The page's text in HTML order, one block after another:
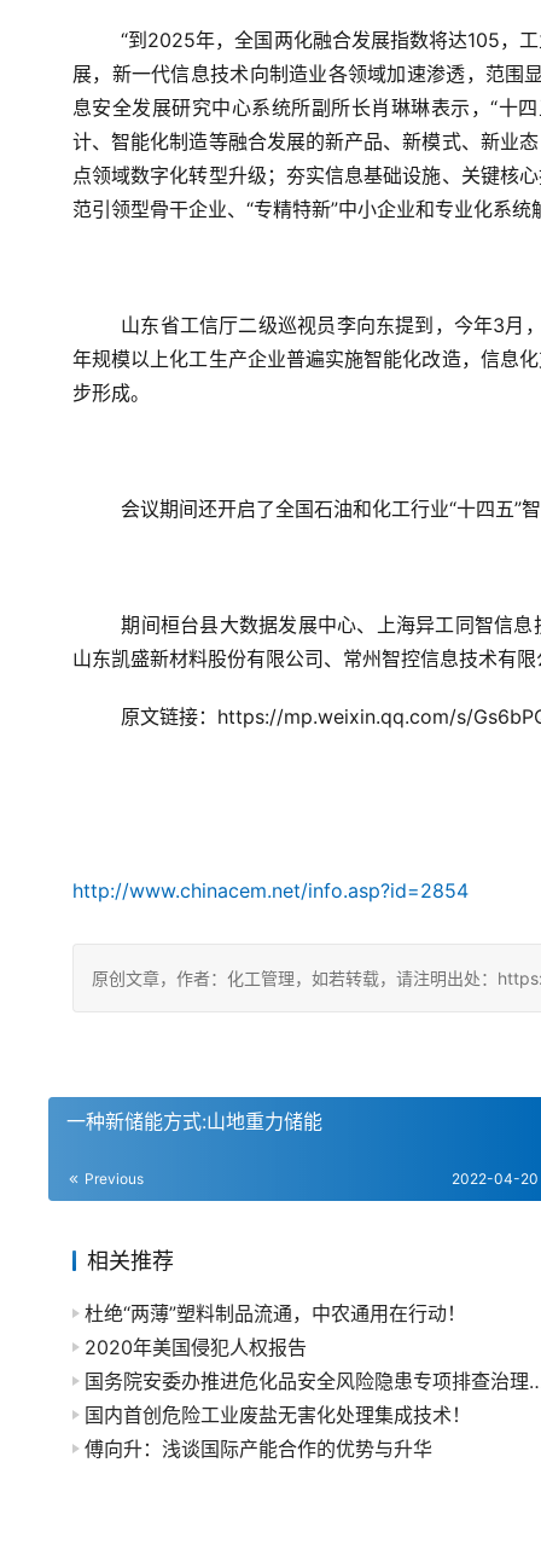
“到2025年，全国两化融合发展指数将达105，
展，新一代信息技术向制造业各领域加速渗透，范围
息安全发展研究中心系统所副所长肖琳琳表示，“十
计、智能化制造等融合发展的新产品、新模式、新业
点领域数字化转型升级；夯实信息基础设施、关键核
范引领型骨干企业、“专精特新”中小企业和专业化系
山东省工信厅二级巡视员李向东提到，今年3月
年规模以上化工生产企业普遍实施智能化改造，信息
步形成。
会议期间还开启了全国石油和化工行业“十四五”
期间桓台县大数据发展中心、上海异工同智信
山东凯盛新材料股份有限公司、常州智控信息技术有
原文链接：https://mp.weixin.qq.com/s/
http://www.chinacem.net/info.asp?id=2854
原创文章，作者：化工管理，如若转载，请注明出处：
​一种新储能方式:山地重力储能
Previous 2022-04-20
相关推荐
杜绝“两薄”塑料制品流通，中农通用在行动！
2020年美国侵犯人权报告
国务院安委办推进危化品安全风
国内首创危险工业废盐无害化处理集成技术！
傅向升：浅谈国际产能合作的优势与升华